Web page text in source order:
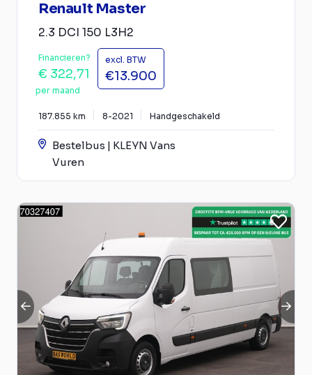
Renault Master
2.3 DCI 150 L3H2
Financieren?
€ 322,71
per maand
excl. BTW
€13.900
187.855 km 8-2021 Handgeschakeld
Bestelbus | KLEYN Vans
Vuren